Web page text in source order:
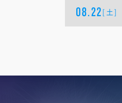
08.22 [土]